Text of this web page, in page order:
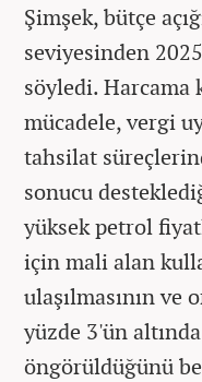
Şimşek, bütçe
seviyesinden
söyledi. Harcama
mücadele, vergi
tahsilat
sonucu
yüksek petrol
için mali alan
ulaşılmasının ve
yüzde 3'ün
öngörüldüğünü